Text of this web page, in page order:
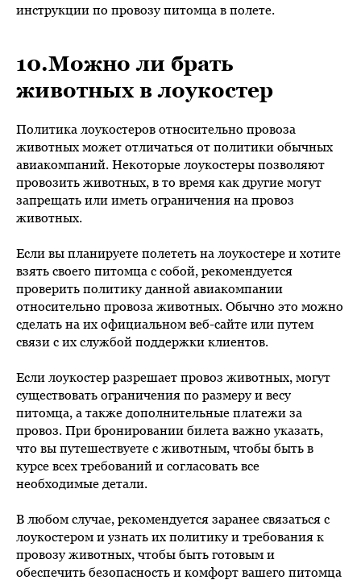
инструкции по провозу питомца в полете.
10.Можно ли брать
животных в лоукостер
Политика лоукостеров относительно провоза
животных может отличаться от политики обычных
авиакомпаний. Некоторые лоукостеры позволяют
провозить животных, в то время как другие могут
запрещать или иметь ограничения на провоз
животных.
Если вы планируете полететь на лоукостере и хотите
взять своего питомца с собой, рекомендуется
проверить политику данной авиакомпании
относительно провоза животных. Обычно это можно
сделать на их официальном веб-сайте или путем
связи с их службой поддержки клиентов.
Если лоукостер разрешает провоз животных, могут
существовать ограничения по размеру и весу
питомца, а также дополнительные платежи за
провоз. При бронировании билета важно указать,
что вы путешествуете с животным, чтобы быть в
курсе всех требований и согласовать все
необходимые детали.
В любом случае, рекомендуется заранее связаться с
лоукостером и узнать их политику и требования к
провозу животных, чтобы быть готовым и
обеспечить безопасность и комфорт вашего питомца